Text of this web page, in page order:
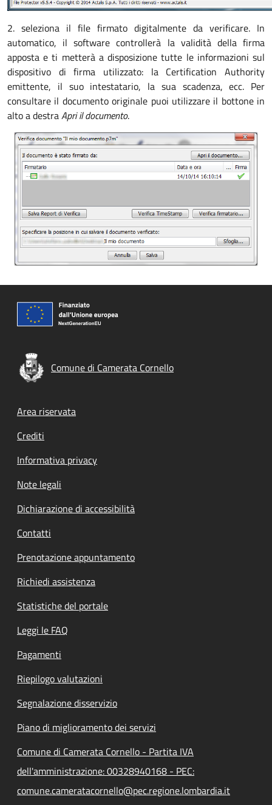
2. seleziona il file firmato digitalmente da verificare. In
automatico, il software controllerà la validità della firma
apposta e ti metterà a disposizione tutte le informazioni sul
dispositivo di firma utilizzato: la Certification Authority
emittente, il suo intestatario, la sua scadenza, ecc. Per
consultare il documento originale puoi utilizzare il bottone in
alto a destraApri il documento.
Comune di Camerata Cornello
Footer menu
Area riservata
Crediti
Informativa privacy
Note legali
Dichiarazione di accessibilità
Contatti
Prenotazione appuntamento
Richiedi assistenza
Statistiche del portale
Leggi le FAQ
Pagamenti
Riepilogo valutazioni
Segnalazione disservizio
Piano di miglioramento dei servizi
Comune di Camerata Cornello - Partita IVA
dell'amministrazione: 00328940168 - PEC:
comune.cameratacornello@pec.regione.lombardia.it